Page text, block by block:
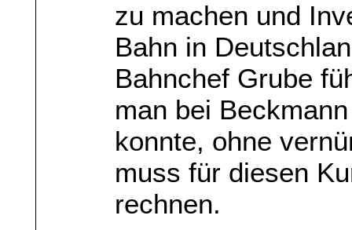
zu machen und
Bahn in
Bahnchef Grube
man bei
konnte, ohne
muss für diesen
rechnen.